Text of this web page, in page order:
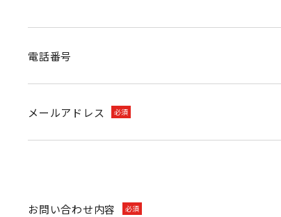
電話番号
メールアドレス 必須
お問い合わせ内容 必須